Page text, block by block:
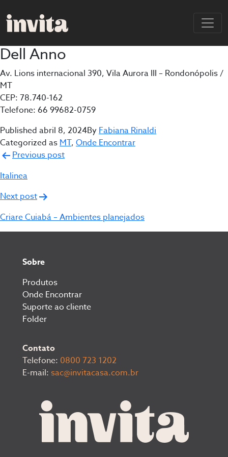
Dell Anno
Av. Lions internacional 390, Vila Aurora III – Rondonópolis /
MT
CEP: 78.740-162
Telefone: 66 99682-0759
Published abril 8, 2024ByFabiana Rinaldi
Categorized asMT, Onde Encontrar
Navegação
de
Previous post
Italinea
Next post
Criare Cuiabá – Ambientes planejados
Sobre
Produtos
Onde Encontrar
Suporte ao cliente
Folder
Contato
Telefone: 0800 723 1202
E-mail: sac@invitacasa.com.br